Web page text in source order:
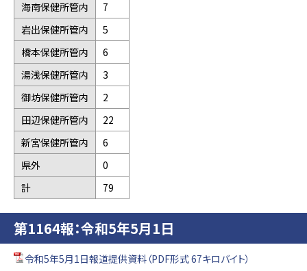
海南保健所管内
7
岩出保健所管内
5
橋本保健所管内
6
湯浅保健所管内
3
御坊保健所管内
2
田辺保健所管内
22
新宮保健所管内
6
県外
0
計
79
第1164報：令和5年5月1日
令和5年5月1日報道提供資料（PDF形式 67キロバイト）